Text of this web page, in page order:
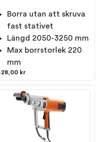
Borra utan att skruva
fast stativet
Längd 2050-3250 mm
Max borrstorlek 220
mm
kr